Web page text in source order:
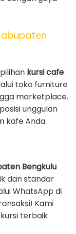
kursi cafe
toko furniture
marketplace.
unggulan
kafe Anda.
Bengkulu
dan standar
WhatsApp di
Kami
terbaik